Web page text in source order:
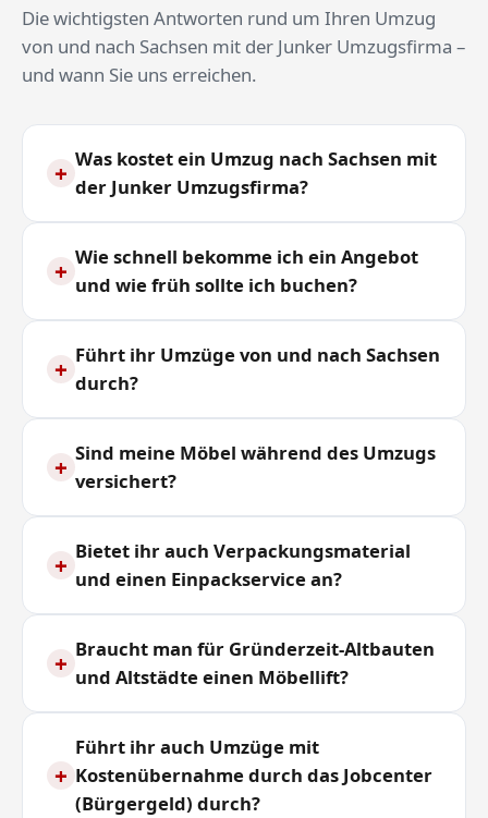
Die wichtigsten Antworten rund um Ihren Umzug
von und nach Sachsen mit der Junker Umzugsfirma –
und wann Sie uns erreichen.
+ Was kostet ein Umzug nach Sachsen mit
der Junker Umzugsfirma?
+ Wie schnell bekomme ich ein Angebot
und wie früh sollte ich buchen?
+ Führt ihr Umzüge von und nach Sachsen
durch?
+ Sind meine Möbel während des Umzugs
versichert?
+ Bietet ihr auch Verpackungsmaterial
und einen Einpackservice an?
+ Braucht man für Gründerzeit-Altbauten
und Altstädte einen Möbellift?
+
Führt ihr auch Umzüge mit
Kostenübernahme durch das Jobcenter
(Bürgergeld) durch?